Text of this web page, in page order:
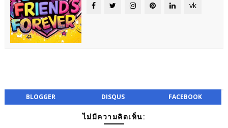
vk
BLOGGER DISQUS FACEBOOK
ไม่มีความคิดเห็น: